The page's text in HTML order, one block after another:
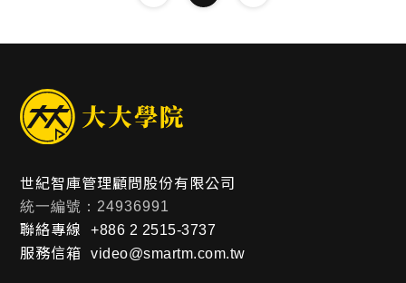
世紀智庫管理顧問股份有限公司
統一編號：24936991
聯絡專線 +886 2 2515-3737
服務信箱 video@smartm.com.tw